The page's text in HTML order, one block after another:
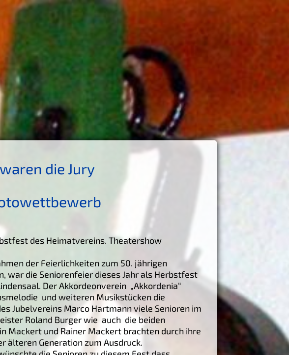
die Jury
des Heimatvereins. Theatershow
der Feierlichkeiten zum 50. jährigen
war die Seniorenfeier dieses Jahr als Herbstfest
Der Akkordeonverein „Akkordenia“
und weiteren Musikstücken die
Jubelvereins Marco Hartmann viele Senioren im
Roland Burger wie auch die beiden
und Rainer Mackert brachten durch ihre
älteren Generation zum Ausdruck.